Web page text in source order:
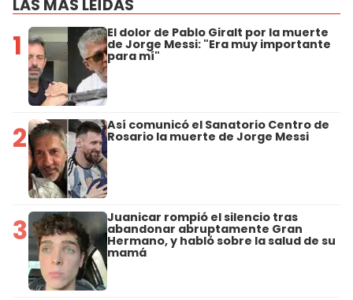
LAS MÁS LEÍDAS
1 El dolor de Pablo Giralt por la muerte
de Jorge Messi: "Era muy importante
para mí"
2 Así comunicó el Sanatorio Centro de
Rosario la muerte de Jorge Messi
3 Juanicar rompió el silencio tras
abandonar abruptamente Gran
Hermano, y habló sobre la salud de su
mamá